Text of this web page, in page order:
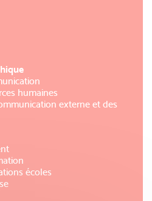
humaines
externe et des
:
écoles